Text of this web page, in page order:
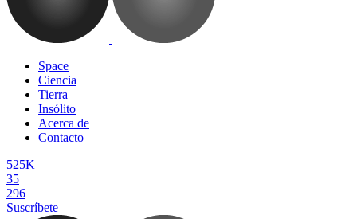
Space
Ciencia
Tierra
Insólito
Acerca de
Contacto
525K
35
296
Suscríbete